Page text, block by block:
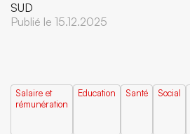
SUD
Publié le 15.12.2025
Salaire et
rémunération
Education Santé Social